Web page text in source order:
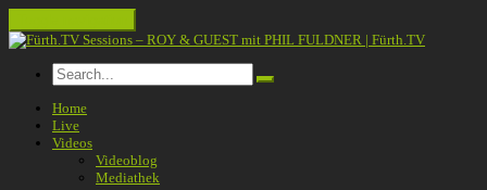
Home
Live
Videos
Videoblog
Mediathek